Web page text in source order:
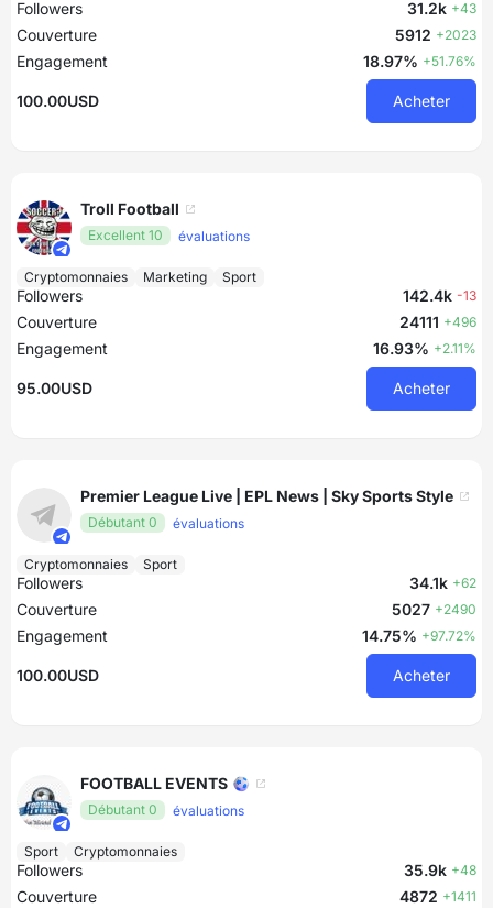
Followers 31.2k +43
Couverture 5912 +2023
Engagement 18.97% +51.76%
100.00USD Acheter
Troll Football
Excellent 10 évaluations
Cryptomonnaies Marketing Sport
Followers 142.4k -13
Couverture 24111 +496
Engagement 16.93% +2.11%
95.00USD Acheter
Premier League Live | EPL News | Sky Sports Style
Débutant 0 évaluations
Cryptomonnaies Sport
Followers 34.1k +62
Couverture 5027 +2490
Engagement 14.75% +97.72%
100.00USD Acheter
FOOTBALL EVENTS ⚽
Débutant 0 évaluations
Sport Cryptomonnaies
Followers 35.9k +48
Couverture 4872 +1411